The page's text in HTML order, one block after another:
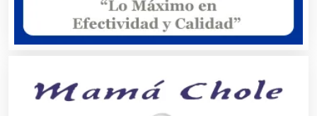
Audios para Eventos
Autobuses